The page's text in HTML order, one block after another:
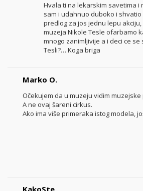
Hvala ti na lekarskim savetima i
sam i udahnuo duboko i shvatio
predlog za jos jednu lepu
muzeja Nikole Tesle ofarbamo
mnogo zanimljivije a i deci ce se
Tesli?… Koga briga
Marko O.
Očekujem da u muzeju vidim
A ne ovaj šareni cirkus.
Ako ima više primeraka istog modela,